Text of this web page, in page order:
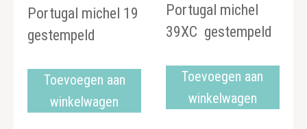
Portugal michel 19
gestempeld
Toevoegen aan
winkelwagen
Portugal michel
39XC gestempeld
Toevoegen aan
winkelwagen